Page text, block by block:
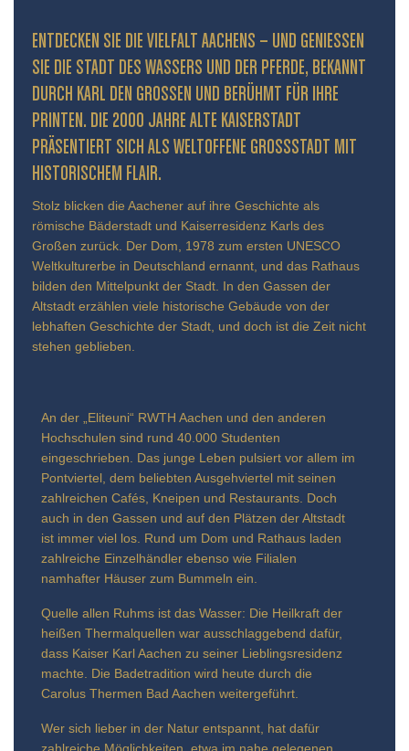
ENTDECKEN SIE DIE VIELFALT AACHENS – UND GENIESSEN S
IE DIE STADT DES WASSERS UND DER PFERDE, BEKANNT D
URCH KARL DEN GROSSEN UND BERÜHMT FÜR IHRE PR
INTEN. DIE 2000 JAHRE ALTE KAISERSTADT PR
ÄSENTIERT SICH ALS WELTOFFENE GROSSSTADT MIT HIS
TORISCHEM FLAIR.
Stolz blicken die Aachener auf ihre Geschichte als
römische Bäderstadt und Kaiserresidenz Karls des
Großen zurück. Der Dom, 1978 zum ersten UNESCO
Weltkulturerbe in Deutschland ernannt, und das Rathaus
bilden den Mittelpunkt der Stadt. In den Gassen der
Altstadt erzählen viele historische Gebäude von der
lebhaften Geschichte der Stadt, und doch ist die Zeit nicht
stehen geblieben.
An der „Eliteuni“ RWTH Aachen und den anderen
Hochschulen sind rund 40.000 Studenten
eingeschrieben. Das junge Leben pulsiert vor allem im
Pontviertel, dem beliebten Ausgehviertel mit seinen
zahlreichen Cafés, Kneipen und Restaurants. Doch
auch in den Gassen und auf den Plätzen der Altstadt
ist immer viel los. Rund um Dom und Rathaus laden
zahlreiche Einzelhändler ebenso wie Filialen
namhafter Häuser zum Bummeln ein.
Quelle allen Ruhms ist das Wasser: Die Heilkraft der
heißen Thermalquellen war ausschlaggebend dafür,
dass Kaiser Karl Aachen zu seiner Lieblingsresidenz
machte. Die Badetradition wird heute durch die
Carolus Thermen Bad Aachen weitergeführt.
Wer sich lieber in der Natur entspannt, hat dafür
zahlreiche Möglichkeiten, etwa im nahe gelegenen